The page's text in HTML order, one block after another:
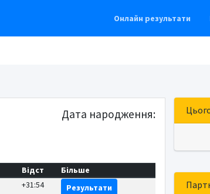
Онлайн результати
Дата народження:
Відст
Більше
+31:54 Результати